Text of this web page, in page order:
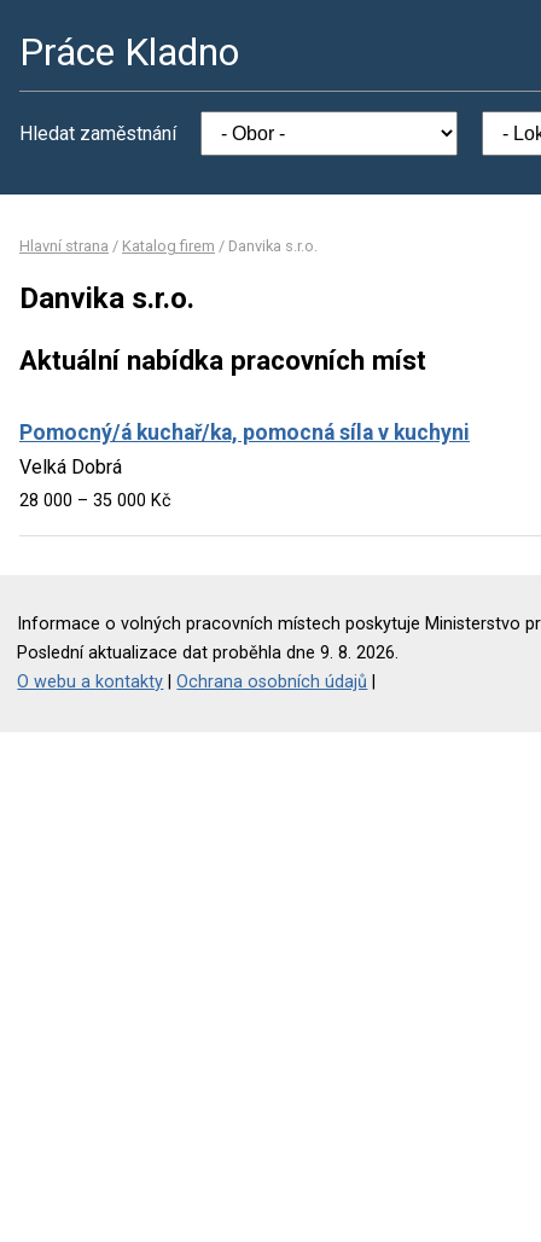
Práce Kladno
Hledat zaměstnání
Hlavní strana / Katalog firem / Danvika s.r.o.
Danvika s.r.o.
Aktuální nabídka pracovních míst
Pomocný/á kuchař/ka, pomocná síla v kuchyni
Velká Dobrá
28 000 – 35 000 Kč
Informace o volných pracovních místech poskytuje Ministerstvo
Poslední aktualizace dat proběhla dne 9. 8. 2026.
O webu a kontakty |Ochrana osobních údajů